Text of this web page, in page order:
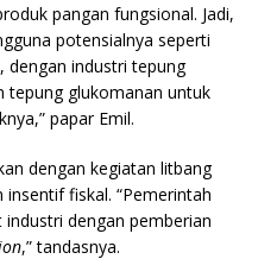
pangan fungsional. Jadi,
potensialnya seperti
dengan industri tepung
tepung glukomanan untuk
papar Emil.
dengan kegiatan litbang
fiskal. “Pemerintah
dengan pemberian
,” tandasnya.